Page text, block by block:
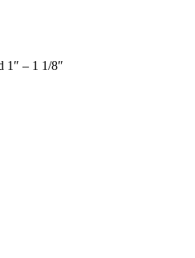
1″ – 1 1/8″